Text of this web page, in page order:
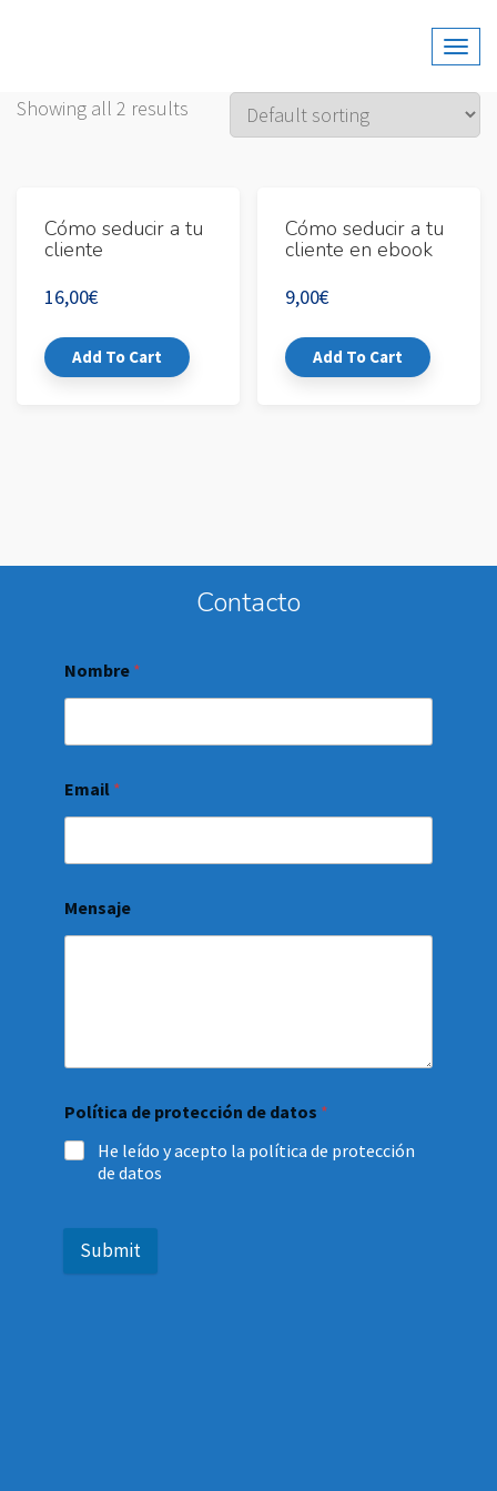
Showing all 2 results
Cómo seducir a tu
cliente
16,00€
Add To Cart
Cómo seducir a tu
cliente en ebook
9,00€
Add To Cart
Contacto
Nombre *
Email *
Mensaje
Política de protección de datos *
He leído y acepto la política de protección
de datos
Submit